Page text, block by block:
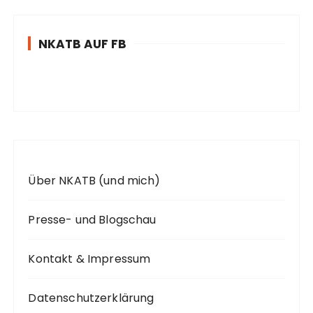
NKATB AUF FB
Über NKATB (und mich)
Presse- und Blogschau
Kontakt & Impressum
Datenschutzerklärung